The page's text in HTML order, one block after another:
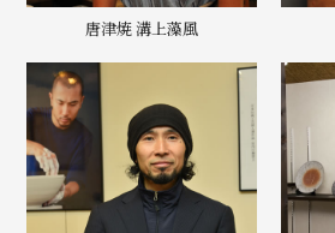
唐津焼 溝上藻風